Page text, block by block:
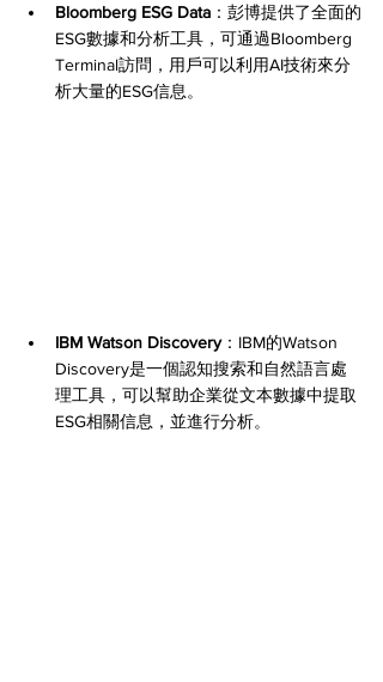
Bloomberg ESG Data ：彭博提供了全面的
ESG數據和分析工具，可通過Bloomberg
Terminal訪問，用戶可以利用AI技術來分
析大量的ESG信息。
IBM Watson Discovery：IBM的Watson
Discovery是一個認知搜索和自然語言處
理工具，可以幫助企業從文本數據中提取
ESG相關信息，並進行分析。